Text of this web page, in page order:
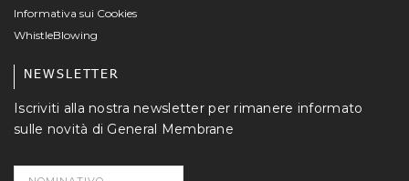
Informativa sui Cookies
WhistleBlowing
NEWSLETTER
Iscriviti alla nostra newsletter per rimanere informato
sulle novità di General Membrane